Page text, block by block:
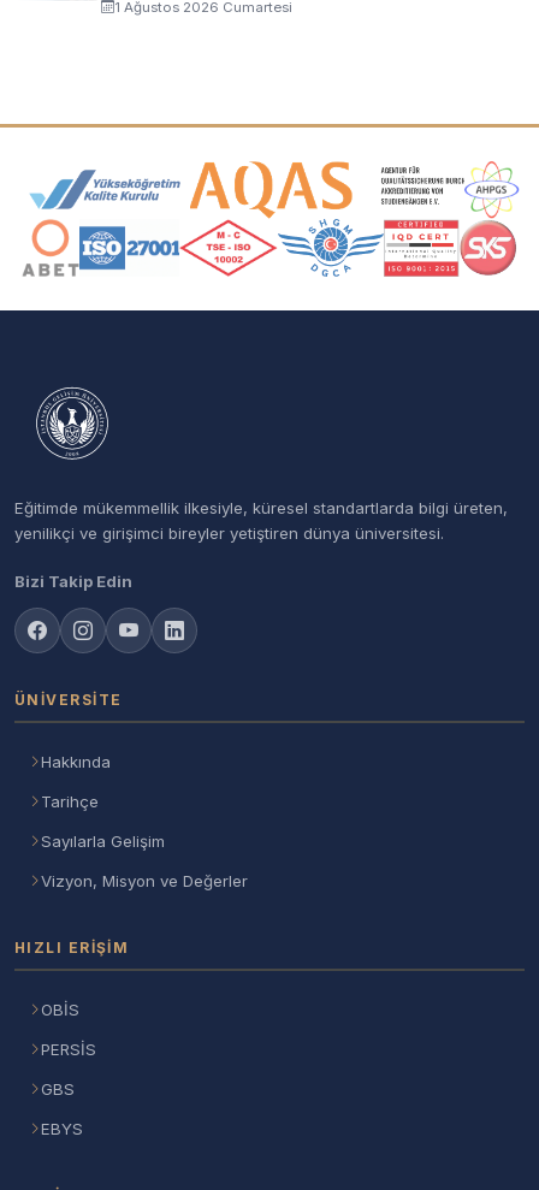
1 Ağustos 2026 Cumartesi
Akreditasyon ve Üyelik Logoları
Eğitimde mükemmellik ilkesiyle, küresel standartlarda bilgi üreten,
yenilikçi ve girişimci bireyler yetiştiren dünya üniversitesi.
Bizi Takip Edin
ÜNIVERSITE
Hakkında
Tarihçe
Sayılarla Gelişim
Vizyon, Misyon ve Değerler
HIZLI ERIŞIM
OBİS
PERSİS
GBS
EBYS